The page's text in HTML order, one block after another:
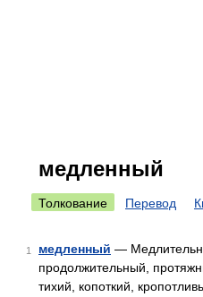
медленный
Толкование Перевод
1 медленный —
продолжительный,
тихий, копоткий,